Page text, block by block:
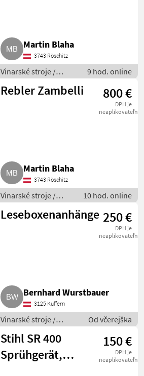
Martin Blaha
3743 Röschitz
Vinarské stroje /
Pivničné stroje
9 hod. online
Rebler Zambelli 800 €
DPH je
neaplikovateľné
Martin Blaha
3743 Röschitz
Vinarské stroje /
Pivničné stroje
10 hod. online
Leseboxenanhänger250 €
DPH je
neaplikovateľné
Bernhard Wurstbauer
3125 Kuffern
Vinarské stroje /
Ostatné stroje na
vinohradníctvo
Od včerejška
Stihl SR 400
Sprühgerät,
150 €
DPH je
neaplikovateľné